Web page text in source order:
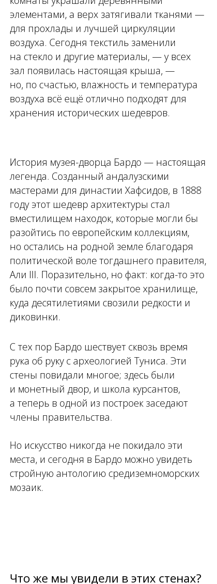
элементами, а верх затягивали тканями —
для прохлады и лучшей циркуляции
воздуха. Сегодня текстиль заменили
на стекло и другие материалы, — у всех
зал появилась настоящая крыша, —
но, по счастью, влажность и температура
воздуха всё ещё отлично подходят для
хранения исторических шедевров.
История музея-дворца Бардо — настоящая
легенда. Созданный андалузскими
мастерами для династии Хафсидов, в 1888
году этот шедевр архитектуры стал
вместилищем находок, которые могли бы
разойтись по европейским коллекциям,
но остались на родной земле благодаря
политической воле тогдашнего правителя,
Али III. Поразительно, но факт: когда-то это
было почти совсем закрытое хранилище,
куда десятилетиями свозили редкости и
диковинки.
С тех пор Бардо шествует сквозь время
рука об руку с археологией Туниса. Эти
стены повидали многое; здесь были
и монетный двор, и школа курсантов,
а теперь в одной из построек заседают
члены правительства.
Но искусство никогда не покидало эти
места, и сегодня в Бардо можно увидеть
стройную антологию средиземноморских
мозаик.
Что же мы увидели в этих стенах?